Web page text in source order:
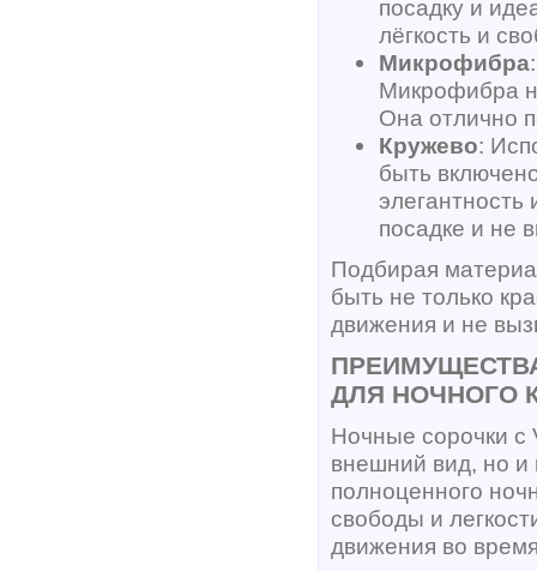
посадку и
лёгкость и
Микрофибра
Микрофибра
Она отлично
Кружево:
быть
посадке и не
Подбирая
быть не только
движения и не
ДЛЯ НОЧНОГО
Ночные сорочки с
внешний вид, но
полноценного
свободы и
движения во